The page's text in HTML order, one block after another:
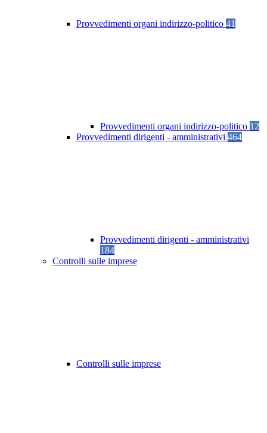
Provvedimenti organi indirizzo-politico 41
Provvedimenti organi indirizzo-politico 12
Provvedimenti dirigenti - amministrativi 464
Provvedimenti dirigenti - amministrativi
184
Controlli sulle imprese
Controlli sulle imprese